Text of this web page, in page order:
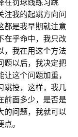
注我的起跳方向问
都是我早期就注意
在乎命中，我只改
，我在用这个方法
题以后，我决定把
这个问题加重，
跳投，这样，我几
前面多少，是否是
的问题，我就可以
。